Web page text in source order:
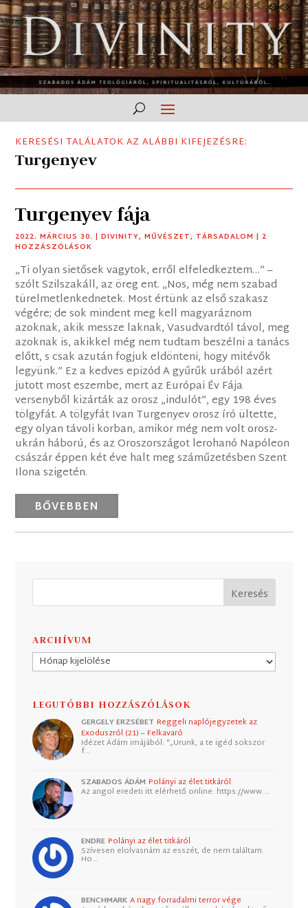
KERESÉSI TALÁLATOK AZ ALÁBBI KIFEJEZÉSRE:
Turgenyev
Turgenyev fája
2022. MÁRCIUS 30. |DIVINITY,MŰVÉSZET, TÁRSADALOM | 2
HOZZÁSZÓLÁSOK
„Ti olyan sietősek vagytok, erről elfeledkeztem…” –
szólt Szilszakáll, az öreg ent. „Nos, még nem szabad
türelmetlenkednetek. Most értünk az első szakasz
végére; de sok mindent meg kell magyaráznom
azoknak, akik messze laknak, Vasudvardtól távol, meg
azoknak is, akikkel még nem tudtam beszélni a tanács
előtt, s csak azután fogjuk eldönteni, hogy mitévők
legyünk.” Ez a kedves epizód A gyűrűk urából azért
jutott most eszembe, mert az Európai Év Fája
versenyből kizárták az orosz „indulót”, egy 198 éves
tölgyfát. A tölgyfát Ivan Turgenyev orosz író ültette,
egy olyan távoli korban, amikor még nem volt orosz-
ukrán háború, és az Oroszországot lerohanó Napóleon
császár éppen két éve halt meg száműzetésben Szent
Ilona szigetén.
BŐVEBBEN
ARCHÍVUM
Archívum
LEGUTÓBBI HOZZÁSZÓLÁSOK
GERGELY ERZSÉBET Reggeli naplójegyzetek az
Exoduszról (21) – Felkavaró
Idézet Ádám imájából: "„Urunk, a te igéd sokszor
f…
SZABADOS ÁDÁM Polányi az élet titkáról
Az angol eredeti itt elérhető online: https://www.…
ENDRE Polányi az élet titkáról
Szívesen elolvasnám az esszét, de nem találtam.
Ho…
BENCHMARK A nagy forradalmi terror vége